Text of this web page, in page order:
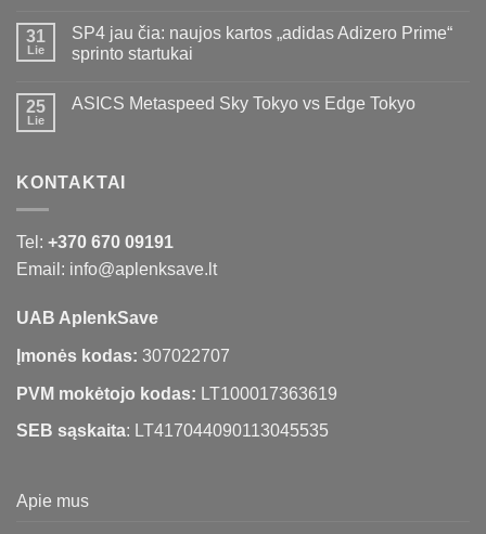
31
Lie
SP4 jau čia: naujos kartos „adidas Adizero Prime“
sprinto startukai
25
Lie
ASICS Metaspeed Sky Tokyo vs Edge Tokyo
KONTAKTAI
Tel: +370 670 09191
Email: info@aplenksave.lt
UAB AplenkSave
Įmonės kodas: 307022707
PVM mokėtojo kodas: LT100017363619
SEB sąskaita: LT417044090113045535
Apie mus